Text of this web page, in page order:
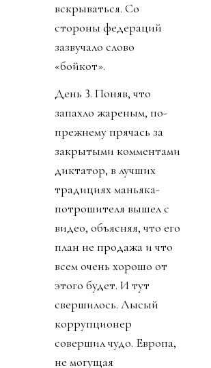
вскрываться. Со
стороны федераций
зазвучало слово
«бойкот».
День 3. Поняв, что
запахло жареным, по-
прежнему прячась за
закрытыми комментами
диктатор, в лучших
традициях маньяка-
потрошителя вышел с
видео, объясняя, что его
план не продажа и что
всем очень хорошо от
этого будет. И тут
свершилось. Лысый
коррупционер
совершил чудо. Европа,
не могущая